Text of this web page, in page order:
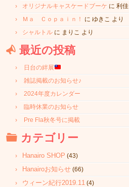
オリジナルキャスケードブーケ に 利佳
Ｍａ Ｃｏｐａｉｎ！
に ゆきこ より
シャルトル に まりこ より
最近の投稿
日台の絆展
雑誌掲載のお知らせ♪
2024年度カレンダー
臨時休業のお知らせ
Pre Fla秋冬号に掲載
カテゴリー
Hanairo SHOP (43)
Hanairoお知らせ (66)
ウィーン紀行2019.11 (4)